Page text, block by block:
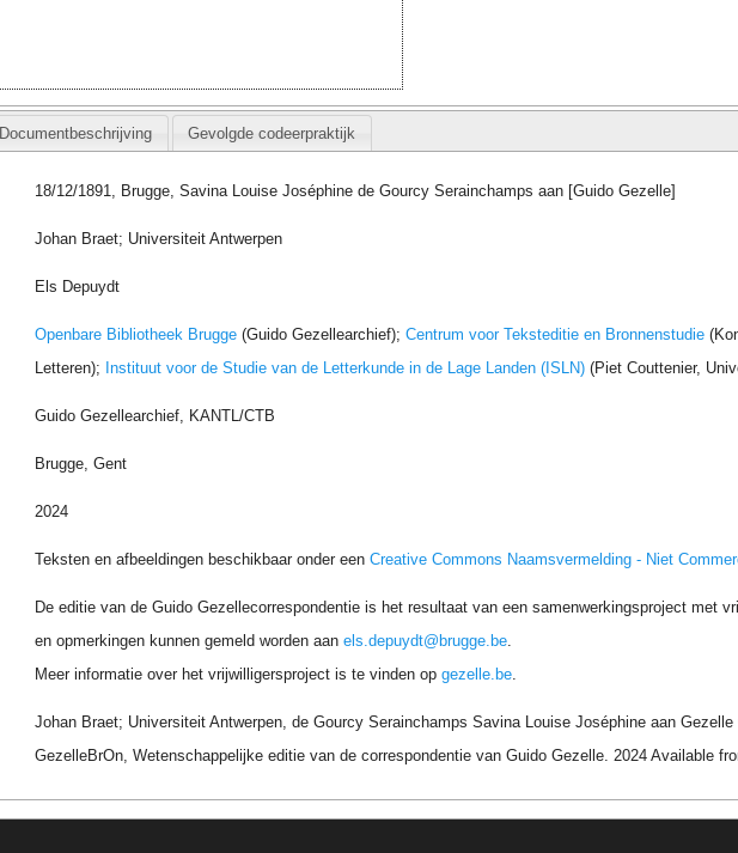
Documentbeschrijving Gevolgde codeerpraktijk
18/12/1891, Brugge, Savina Louise Joséphine de Gourcy Serainchamps aan [Guido Gezelle]
Johan Braet; Universiteit Antwerpen
Els Depuydt
Openbare Bibliotheek Brugge (Guido Gezellearchief);Centrum voor Teksteditie en Bronnenstudie
Letteren); Instituut voor de Studie van de Letterkunde in de Lage Landen (ISLN) (Piet Couttenier,
Guido Gezellearchief, KANTL/CTB
Brugge, Gent
2024
Teksten en afbeeldingen beschikbaar onder eenCreative Commons Naamsvermelding - Niet
De editie van de Guido Gezellecorrespondentie is het resultaat van een samenwerkingsproject met
en opmerkingen kunnen gemeld worden aanels.depuydt@brugge.be.
Meer informatie over het vrijwilligersproject is te vinden opgezelle.be.
Johan Braet; Universiteit Antwerpen, de Gourcy Serainchamps Savina Louise Joséphine aan
GezelleBrOn, Wetenschappelijke editie van de correspondentie van Guido Gezelle. 2024 Available